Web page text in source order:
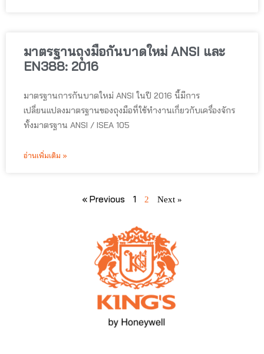
มาตรฐานถุงมือกันบาดใหม่ ANSI และ
EN388: 2016
มาตรฐานการกันบาดใหม่ ANSI ในปี 2016 นี้มีการ
เปลี่ยนแปลงมาตรฐานของถุงมือที่ใช้ทำงานเกี่ยวกับเครื่องจักร
ทั้งมาตรฐาน ANSI / ISEA 105
อ่านเพิ่มเติม »
« Previous 1 2 Next »